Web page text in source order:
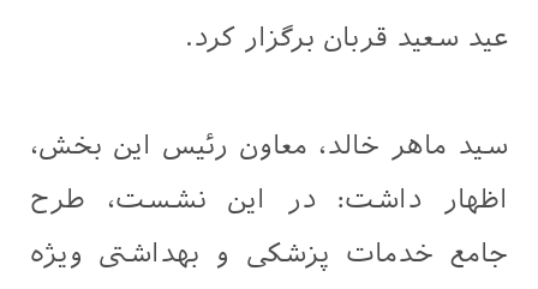
عید سعید قربان برگزار کرد.
سید ماهر خالد، معاون رئیس این بخش،
اظهار داشت: در این نشست، طرح
جامع خدمات پزشکی و بهداشتی ویژه